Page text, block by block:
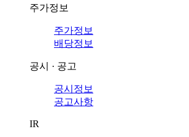
주가정보
주가정보
배당정보
공시 · 공고
공시정보
공고사항
IR